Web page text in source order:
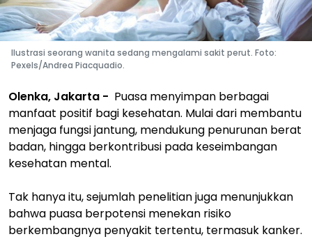
Ilustrasi seorang wanita sedang mengalami sakit perut. Foto:
Pexels/Andrea Piacquadio.
Olenka, Jakarta - Puasa menyimpan berbagai
manfaat positif bagi kesehatan. Mulai dari membantu
menjaga fungsi jantung, mendukung penurunan berat
badan, hingga berkontribusi pada keseimbangan
kesehatan mental.
Tak hanya itu, sejumlah penelitian juga menunjukkan
bahwa puasa berpotensi menekan risiko
berkembangnya penyakit tertentu, termasuk kanker.